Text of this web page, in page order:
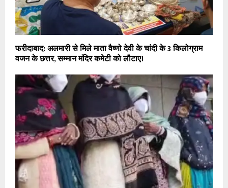
फरीदाबाद: अलमारी से मिले माता वैष्णो देवी के चांदी के 3 किलोग्राम
वजन के छत्तर, सम्मान मंदिर कमेटी को लौटाए।